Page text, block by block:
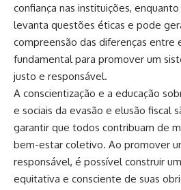
confiança nas instituições,
levanta questões éticas e pode
compreensão das diferenças entre
fundamental para promover um
justo e responsável.
A conscientização e a educação
e sociais da evasão e elusão fiscal
garantir que todos contribuam de
bem-estar coletivo. Ao promover
responsável, é possível construir
equitativa e consciente de suas